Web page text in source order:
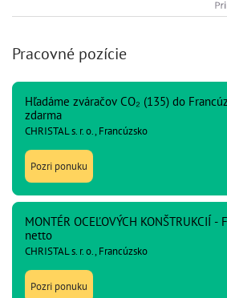
Pracovné pozície
Hľadáme zváračov CO₂ (135) do
zdarma
CHRISTAL s. r. o., Francúzsko
Pozri ponuku
MONTÉR OCEĽOVÝCH KONŠTRUKCIÍ -
netto
CHRISTAL s. r. o., Francúzsko
Pozri ponuku